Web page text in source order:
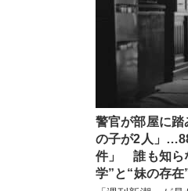
警官が部屋に
の子が2人」
件」 誰も知ら
学”と“妹の存在